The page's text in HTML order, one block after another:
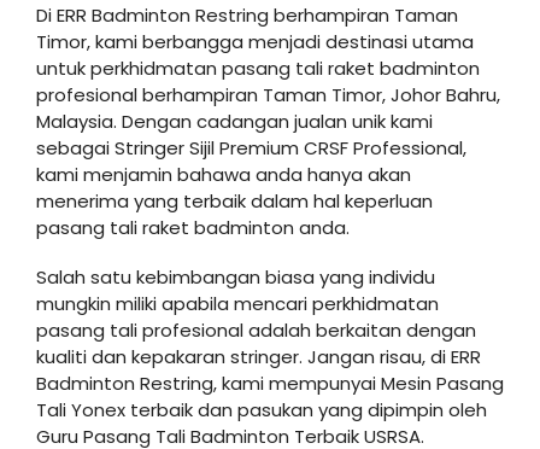
Di ERR Badminton Restring berhampiran Taman
Timor, kami berbangga menjadi destinasi utama
untuk perkhidmatan pasang tali raket badminton
profesional berhampiran Taman Timor, Johor Bahru,
Malaysia. Dengan cadangan jualan unik kami
sebagai Stringer Sijil Premium CRSF Professional,
kami menjamin bahawa anda hanya akan
menerima yang terbaik dalam hal keperluan
pasang tali raket badminton anda.
Salah satu kebimbangan biasa yang individu
mungkin miliki apabila mencari perkhidmatan
pasang tali profesional adalah berkaitan dengan
kualiti dan kepakaran stringer. Jangan risau, di ERR
Badminton Restring, kami mempunyai Mesin Pasang
Tali Yonex terbaik dan pasukan yang dipimpin oleh
Guru Pasang Tali Badminton Terbaik USRSA.